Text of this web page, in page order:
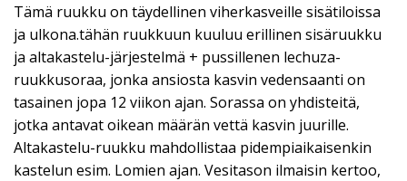
Tämä ruukku on täydellinen viherkasveille sisätiloissa
ja ulkona.tähän ruukkuun kuuluu erillinen sisäruukku
ja altakastelu-järjestelmä + pussillenen lechuza-
ruukkusoraa, jonka ansiosta kasvin vedensaanti on
tasainen jopa 12 viikon ajan. Sorassa on yhdisteitä,
jotka antavat oikean määrän vettä kasvin juurille.
Altakastelu-ruukku mahdollistaa pidempiaikaisenkin
kastelun esim. Lomien ajan. Vesitason ilmaisin kertoo,